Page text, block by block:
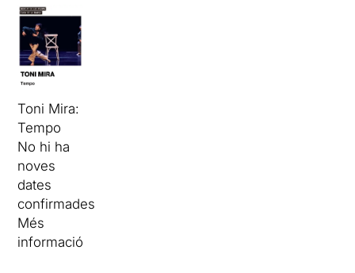
Toni Mira:
Tempo
No hi ha
noves
dates
confirmades
Més
informació